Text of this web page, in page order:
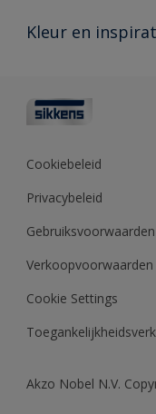
Vind je verkooppunt
Advies & service
Polyfilla Pro
Sikkens Center
Kleur en
Kleurcollecties
Kennisbank
Cookiebeleid
Privacybeleid
Gebruiksvoorwaarden
Verkoopvoorwaarden
Cookie Settings
Akzo Nobel N.V.